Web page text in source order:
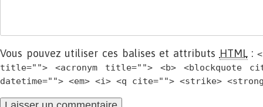
Vous pouvez utiliser ces balises et attributs HTML:
title=""> <acronym title=""> <b> <blockquote
datetime=""> <em> <i> <q cite=""> <strike>